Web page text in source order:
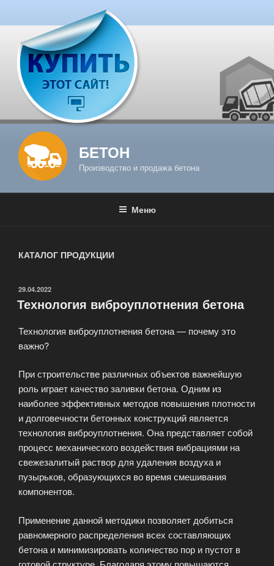
содержимому
БЕТОН
Производство и продажа бетона
Меню
КАТАЛОГ ПРОДУКЦИИ
ОПУБЛИКОВАНО
29.04.2022
Технология виброуплотнения бетона
Технология виброуплотнения бетона — почему это
важно?
При строительстве различных объектов важнейшую
роль играет качество заливки бетона. Одним из
наиболее эффективных методов повышения плотности
и долговечности бетонных конструкций является
технология виброуплотнения. Она представляет собой
процесс механического воздействия вибрациями на
свежезалитый раствор для удаления воздуха и
пузырьков, образующихся во время смешивания
компонентов.
Применение данной методики позволяет добиться
равномерного распределения всех составляющих
бетона и минимизировать количество пор и пустот в